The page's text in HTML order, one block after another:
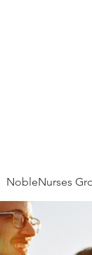
NobleNurses